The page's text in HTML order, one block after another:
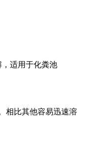
适用于化粪池
相比其他容易迅速溶